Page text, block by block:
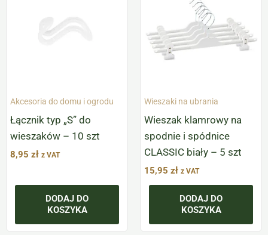
Akcesoria do domu i ogrodu
Łącznik typ „S” do
wieszaków – 10 szt
8,95 zł z VAT
DODAJ DO
KOSZYKA
Wieszaki na ubrania
Wieszak klamrowy na
spodnie i spódnice
CLASSIC biały – 5 szt
15,95 zł z VAT
DODAJ DO
KOSZYKA